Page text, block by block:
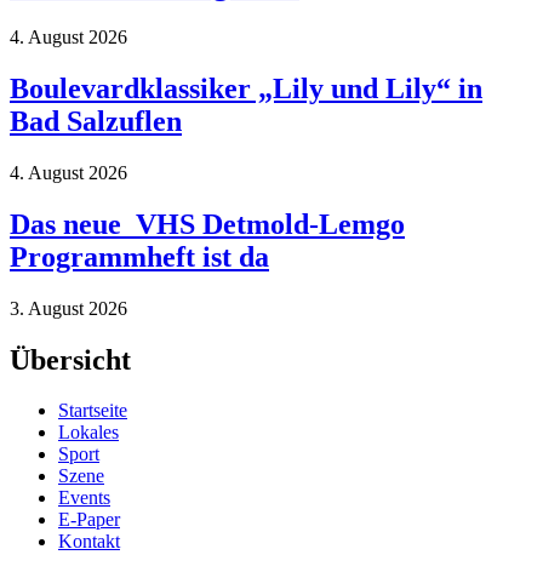
4. August 2026
Boulevardklassiker „Lily und Lily“ in
Bad Salzuflen
4. August 2026
Das neue VHS Detmold-Lemgo
Programmheft ist da
3. August 2026
Übersicht
Startseite
Lokales
Sport
Szene
Events
E-Paper
Kontakt